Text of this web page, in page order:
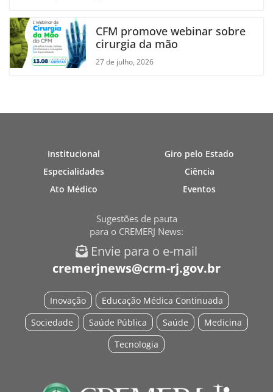
CFM promove webinar sobre
cirurgia da mão
27 de julho, 2026
Institucional
Especialidades
Ato Médico
Giro pelo Estado
Ciência
Eventos
Sugestões de pauta
para o CREMERJ News:
Envie para o e-mail
cremerjnews@crm-rj.gov.br
Educação Médica Continuada
Inovação
Medicina
Saúde
Saúde Pública
Sociedade
Tecnologia